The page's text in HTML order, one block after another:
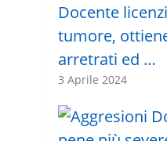
Docente
tumore,
arretrati ed …
3 Aprile 2024